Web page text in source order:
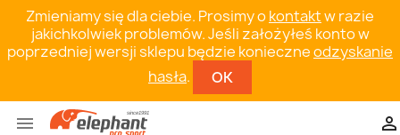
Zmieniamy się dla ciebie. Prosimy okontaktw razie
jakichkolwiek problemów. Jeśli założyłeś konto w
poprzedniej wersji sklepu będzie konieczneodzyskanie
hasła. OK
 